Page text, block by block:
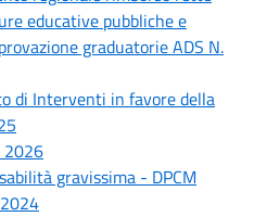
educative pubbliche e
graduatorie ADS N.
di Interventi in favore della
2026
gravissima - DPCM